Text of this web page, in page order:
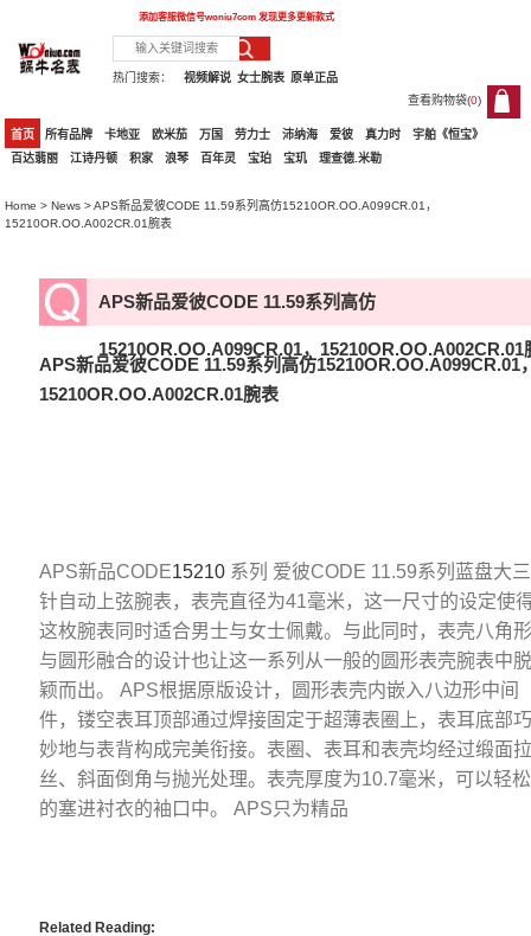
添加客服微信号woniu7com发现更多更新款式
热门搜索： 原单正品
女士腕表
视频解说
查看购物袋(0)
0
首页 所有品牌 卡地亚 欧米茄 万国 劳力士 沛纳海 爱彼 真力时
宇舶《恒宝》
百达翡丽
江诗丹顿 积家 浪琴 百年灵 宝珀 宝玑 理查德.米勒
Home >News > APS新品爱彼CODE 11.59系列高仿15210OR.OO.A099CR.01，
15210OR.OO.A002CR.01腕表
APS新品爱彼CODE 11.59系列高仿
15210OR.OO.A099CR.01，15210OR.OO.A002CR.01
APS新品爱彼CODE 11.59系列高仿15210OR.OO.A099CR.01
15210OR.OO.A002CR.01腕表
APS新品CODE15210 系列 爱彼CODE 11.59系列蓝盘大三
针自动上弦腕表，表壳直径为41毫米，这一尺寸的设定使
这枚腕表同时适合男士与女士佩戴。与此同时，表壳八角
与圆形融合的设计也让这一系列从一般的圆形表壳腕表中
颖而出。 APS根据原版设计，圆形表壳内嵌入八边形中间
件，镂空表耳顶部通过焊接固定于超薄表圈上，表耳底部
妙地与表背构成完美衔接。表圈、表耳和表壳均经过缎面
丝、斜面倒角与抛光处理。表壳厚度为10.7毫米，可以轻松
的塞进衬衣的袖口中。 APS只为精品
Related Reading: